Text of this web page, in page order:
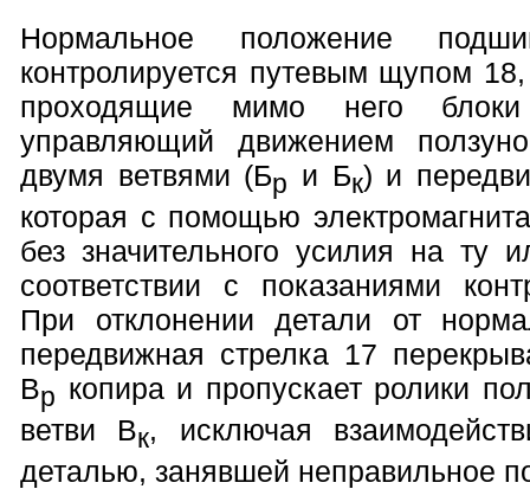
Нормальное положение
контролируется путевым щупом
проходящие мимо него
управляющий движением
двумя ветвями (Бр и Бк) и
которая с помощью
без значительного усилия на ту
соответствии с показаниями
При отклонении детали от
передвижная стрелка 17
Вр копира и пропускает ролики
ветви Вк, исключая
деталью, занявшей неправильное